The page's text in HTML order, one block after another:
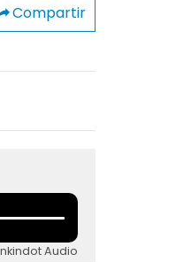
Compartir
Audio